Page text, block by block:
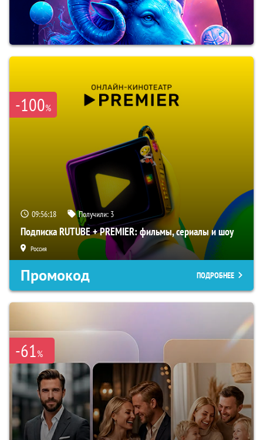
-100%
09:56:17 Получили: 3
Подписка RUTUBE + PREMIER: фильмы, сериалы и шоу
Россия
Промокод ПОДРОБНЕЕ
-61%